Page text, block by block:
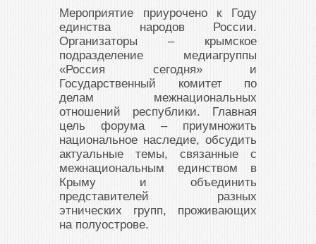
Мероприятие приурочено к Году
единства народов России.
Организаторы – крымское
подразделение медиагруппы
«Россия сегодня» и
Государственный комитет по
делам межнациональных
отношений республики. Главная
цель форума – приумножить
национальное наследие, обсудить
актуальные темы, связанные с
межнациональным единством в
Крыму и объединить
представителей разных
этнических групп, проживающих
на полуострове.